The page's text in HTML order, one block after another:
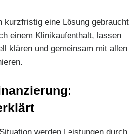
kurzfristig eine Lösung gebraucht
einem Klinikaufenthalt, lassen
klären und gemeinsam mit allen
werden Leistungen durch